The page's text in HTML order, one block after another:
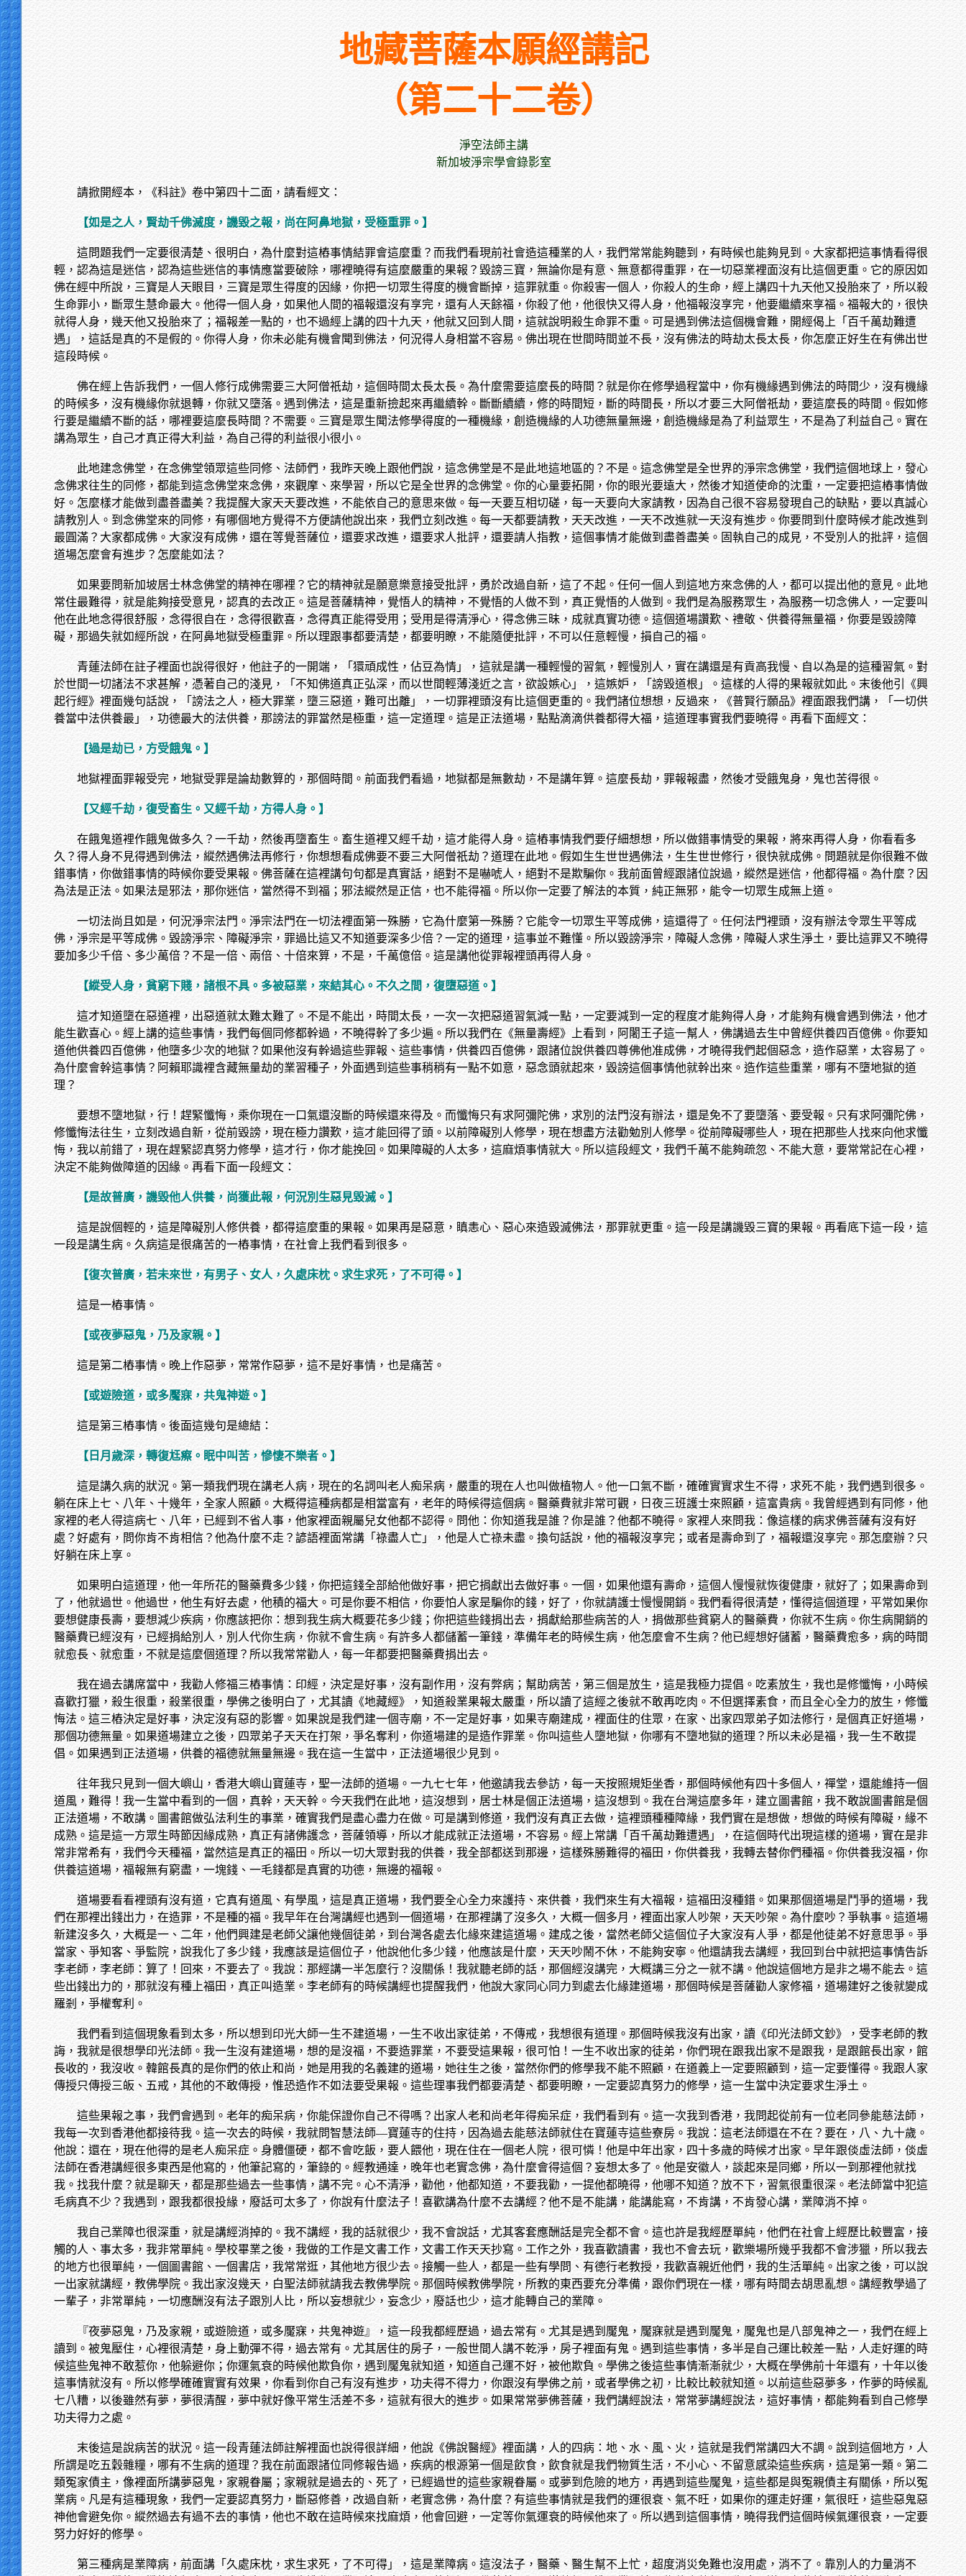
地藏菩薩本願經講記
（第二十二卷）
淨空法師主講
新加坡淨宗學會錄影室
請掀開經本，《科註》卷中第四十二面，請看經文：
【如是之人，賢劫千佛滅度，譏毀之報，尚在阿鼻地獄，受極重罪。】
這問題我們一定要很清楚、很明白，為什麼對這樁事情結罪會這麼重？而我們看現前社會造這種業的人，我們常常能夠聽到，有時候也能夠見到。大家都把這事情看得很
輕，認為這是迷信，認為這些迷信的事情應當要破除，哪裡曉得有這麼嚴重的果報？毀謗三寶，無論你是有意、無意都得重罪，在一切惡業裡面沒有比這個更重。它的原因如
佛在經中所說，三寶是人天眼目，三寶是眾生得度的因緣，你把一切眾生得度的機會斷掉，這罪就重。你殺害一個人，你殺人的生命，經上講四十九天他又投胎來了，所以殺
生命罪小，斷眾生慧命最大。他得一個人身，如果他人間的福報還沒有享完，還有人天餘福，你殺了他，他很快又得人身，他福報沒享完，他要繼續來享福。福報大的，很快
就得人身，幾天他又投胎來了；福報差一點的，也不過經上講的四十九天，他就又回到人間，這就說明殺生命罪不重。可是遇到佛法這個機會難，開經偈上「百千萬劫難遭
遇」，這話是真的不是假的。你得人身，你未必能有機會聞到佛法，何況得人身相當不容易。佛出現在世間時間並不長，沒有佛法的時劫太長太長，你怎麼正好生在有佛出世
這段時候。
佛在經上告訴我們，一個人修行成佛需要三大阿僧祇劫，這個時間太長太長。為什麼需要這麼長的時間？就是你在修學過程當中，你有機緣遇到佛法的時間少，沒有機緣
的時候多，沒有機緣你就退轉，你就又墮落。遇到佛法，這是重新撿起來再繼續幹。斷斷續續，修的時間短，斷的時間長，所以才要三大阿僧祇劫，要這麼長的時間。假如修
行要是繼續不斷的話，哪裡要這麼長時間？不需要。三寶是眾生聞法修學得度的一種機緣，創造機緣的人功德無量無邊，創造機緣是為了利益眾生，不是為了利益自己。實在
講為眾生，自己才真正得大利益，為自己得的利益很小很小。
此地建念佛堂，在念佛堂領眾這些同修、法師們，我昨天晚上跟他們說，這念佛堂是不是此地這地區的？不是。這念佛堂是全世界的淨宗念佛堂，我們這個地球上，發心
念佛求往生的同修，都能到這念佛堂來念佛，來觀摩、來學習，所以它是全世界的念佛堂。你的心量要拓開，你的眼光要遠大，然後才知道使命的沈重，一定要把這樁事情做
好。怎麼樣才能做到盡善盡美？我提醒大家天天要改進，不能依自己的意思來做。每一天要互相切磋，每一天要向大家請教，因為自己很不容易發現自己的缺點，要以真誠心
請教別人。到念佛堂來的同修，有哪個地方覺得不方便請他說出來，我們立刻改進。每一天都要請教，天天改進，一天不改進就一天沒有進步。你要問到什麼時候才能改進到
最圓滿？大家都成佛。大家沒有成佛，還在等覺菩薩位，還要求改進，還要求人批評，還要請人指教，這個事情才能做到盡善盡美。固執自己的成見，不受別人的批評，這個
道場怎麼會有進步？怎麼能如法？
如果要問新加坡居士林念佛堂的精神在哪裡？它的精神就是願意樂意接受批評，勇於改過自新，這了不起。任何一個人到這地方來念佛的人，都可以提出他的意見。此地
常住最難得，就是能夠接受意見，認真的去改正。這是菩薩精神，覺悟人的精神，不覺悟的人做不到，真正覺悟的人做到。我們是為服務眾生，為服務一切念佛人，一定要叫
他在此地念得很舒服，念得很自在，念得很歡喜，念得真正能得受用；受用是得清淨心，得念佛三昧，成就真實功德。這個道場讚歎、禮敬、供養得無量福，你要是毀謗障
礙，那過失就如經所說，在阿鼻地獄受極重罪。所以理跟事都要清楚，都要明瞭，不能隨便批評，不可以任意輕慢，損自己的福。
青蓮法師在註子裡面也說得很好，他註子的一開端，「獧頑成性，佔豆為情」，這就是講一種輕慢的習氣，輕慢別人，實在講還是有貢高我慢、自以為是的這種習氣。對
於世間一切諸法不求甚解，憑著自己的淺見，「不知佛道真正弘深，而以世間輕薄淺近之言，欲設嫉心」，這嫉妒，「謗毀道根」。這樣的人得的果報就如此。末後他引《興
起行經》裡面幾句話說，「謗法之人，極大罪業，墮三惡道，難可出離」，一切罪裡頭沒有比這個更重的。我們諸位想想，反過來，《普賢行願品》裡面跟我們講，「一切供
養當中法供養最」，功德最大的法供養，那謗法的罪當然是極重，這一定道理。這是正法道場，點點滴滴供養都得大福，這道理事實我們要曉得。再看下面經文：
【過是劫已，方受餓鬼。】
地獄裡面罪報受完，地獄受罪是論劫數算的，那個時間。前面我們看過，地獄都是無數劫，不是講年算。這麼長劫，罪報報盡，然後才受餓鬼身，鬼也苦得很。
【又經千劫，復受畜生。又經千劫，方得人身。】
在餓鬼道裡作餓鬼做多久？一千劫，然後再墮畜生。畜生道裡又經千劫，這才能得人身。這樁事情我們要仔細想想，所以做錯事情受的果報，將來再得人身，你看看多
久？得人身不見得遇到佛法，縱然遇佛法再修行，你想想看成佛要不要三大阿僧祇劫？道理在此地。假如生生世世遇佛法，生生世世修行，很快就成佛。問題就是你很難不做
錯事情，你做錯事情的時候你要受果報。佛菩薩在這裡講句句都是真實話，絕對不是嚇唬人，絕對不是欺騙你。我前面曾經跟諸位說過，縱然是迷信，他都得福。為什麼？因
為法是正法。如果法是邪法，那你迷信，當然得不到福；邪法縱然是正信，也不能得福。所以你一定要了解法的本質，純正無邪，能令一切眾生成無上道。
一切法尚且如是，何況淨宗法門。淨宗法門在一切法裡面第一殊勝，它為什麼第一殊勝？它能令一切眾生平等成佛，這還得了。任何法門裡頭，沒有辦法令眾生平等成
佛，淨宗是平等成佛。毀謗淨宗、障礙淨宗，罪過比這又不知道要深多少倍？一定的道理，這事並不難懂。所以毀謗淨宗，障礙人念佛，障礙人求生淨土，要比這罪又不曉得
要加多少千倍、多少萬倍？不是一倍、兩倍、十倍來算，不是，千萬億倍。這是講他從罪報裡頭再得人身。
【縱受人身，貧窮下賤，諸根不具。多被惡業，來結其心。不久之間，復墮惡道。】
這才知道墮在惡道裡，出惡道就太難太難了。不是不能出，時間太長，一次一次把惡道習氣減一點，一定要減到一定的程度才能夠得人身，才能夠有機會遇到佛法，他才
能生歡喜心。經上講的這些事情，我們每個同修都幹過，不曉得幹了多少遍。所以我們在《無量壽經》上看到，阿闍王子這一幫人，佛講過去生中曾經供養四百億佛。你要知
道他供養四百億佛，他墮多少次的地獄？如果他沒有幹過這些罪報、這些事情，供養四百億佛，跟諸位說供養四尊佛他准成佛，才曉得我們起個惡念，造作惡業，太容易了。
為什麼會幹這事情？阿賴耶識裡含藏無量劫的業習種子，外面遇到這些事稍稍有一點不如意，惡念頭就起來，毀謗這個事情他就幹出來。造作這些重業，哪有不墮地獄的道
理？
要想不墮地獄，行！趕緊懺悔，乘你現在一口氣還沒斷的時候還來得及。而懺悔只有求阿彌陀佛，求別的法門沒有辦法，還是免不了要墮落、要受報。只有求阿彌陀佛，
修懺悔法往生，立刻改過自新，從前毀謗，現在極力讚歎，這才能回得了頭。以前障礙別人修學，現在想盡方法勸勉別人修學。從前障礙哪些人，現在把那些人找來向他求懺
悔，我以前錯了，現在趕緊認真努力修學，這才行，你才能挽回。如果障礙的人太多，這麻煩事情就大。所以這段經文，我們千萬不能夠疏忽、不能大意，要常常記在心裡，
決定不能夠做障道的因緣。再看下面一段經文：
【是故普廣，譏毀他人供養，尚獲此報，何況別生惡見毀滅。】
這是說個輕的，這是障礙別人修供養，都得這麼重的果報。如果再是惡意，瞋恚心、惡心來造毀滅佛法，那罪就更重。這一段是講譏毀三寶的果報。再看底下這一段，這
一段是講生病。久病這是很痛苦的一樁事情，在社會上我們看到很多。
【復次普廣，若未來世，有男子、女人，久處床枕。求生求死，了不可得。】
這是一樁事情。
【或夜夢惡鬼，乃及家親。】
這是第二樁事情。晚上作惡夢，常常作惡夢，這不是好事情，也是痛苦。
【或遊險道，或多魘寐，共鬼神遊。】
這是第三樁事情。後面這幾句是總結：
【日月歲深，轉復尪瘵。眠中叫苦，慘悽不樂者。】
這是講久病的狀況。第一類我們現在講老人病，現在的名詞叫老人痴呆病，嚴重的現在人也叫做植物人。他一口氣不斷，確確實實求生不得，求死不能，我們遇到很多。
躺在床上七、八年、十幾年，全家人照顧。大概得這種病都是相當富有，老年的時候得這個病。醫藥費就非常可觀，日夜三班護士來照顧，這富貴病。我曾經遇到有同修，他
家裡的老人得這病七、八年，已經到不省人事，他家裡面親屬兒女他都不認得。問他：你知道我是誰？你是誰？他都不曉得。家裡人來問我：像這樣的病求佛菩薩有沒有好
處？好處有，問你肯不肯相信？他為什麼不走？諺語裡面常講「祿盡人亡」，他是人亡祿未盡。換句話說，他的福報沒享完；或者是壽命到了，福報還沒享完。那怎麼辦？只
好躺在床上享。
如果明白這道理，他一年所花的醫藥費多少錢，你把這錢全部給他做好事，把它捐獻出去做好事。一個，如果他還有壽命，這個人慢慢就恢復健康，就好了；如果壽命到
了，他就過世。他過世，他生有好去處，他積的福大。可是你要不相信，你要怕人家是騙你的錢，好了，你就請護士慢慢開銷。我們看得很清楚，懂得這個道理，平常如果你
要想健康長壽，要想減少疾病，你應該把你：想到我生病大概要花多少錢；你把這些錢捐出去，捐獻給那些病苦的人，捐做那些貧窮人的醫藥費，你就不生病。你生病開銷的
醫藥費已經沒有，已經捐給別人，別人代你生病，你就不會生病。有許多人都儲蓄一筆錢，準備年老的時候生病，他怎麼會不生病？他已經想好儲蓄，醫藥費愈多，病的時間
就愈長、就愈重，不就是這麼個道理？所以我常常勸人，每一年都要把醫藥費捐出去。
我在過去講席當中，我勸人修福三樁事情：印經，決定是好事，沒有副作用，沒有弊病；幫助病苦，第三個是放生，這是我極力提倡。吃素放生，我也是修懺悔，小時候
喜歡打獵，殺生很重，殺業很重，學佛之後明白了，尤其讀《地藏經》，知道殺業果報太嚴重，所以讀了這經之後就不敢再吃肉。不但選擇素食，而且全心全力的放生，修懺
悔法。這三樁決定是好事，決定沒有惡的影響。如果說是我們建一個寺廟，不一定是好事，如果寺廟建成，裡面住的住眾，在家、出家四眾弟子如法修行，是個真正好道場，
那個功德無量。如果道場建立之後，四眾弟子天天在打架，爭名奪利，你道場建的是造作罪業。你叫這些人墮地獄，你哪有不墮地獄的道理？所以未必是福，我一生不敢提
倡。如果遇到正法道場，供養的福德就無量無邊。我在這一生當中，正法道場很少見到。
往年我只見到一個大嶼山，香港大嶼山寶蓮寺，聖一法師的道場。一九七七年，他邀請我去參訪，每一天按照規矩坐香，那個時候他有四十多個人，禪堂，還能維持一個
道風，難得！我一生當中看到的一個，真幹，天天幹。今天我們在此地，這沒想到，居士林是個正法道場，這沒想到。我在台灣這麼多年，建立圖書館，我不敢說圖書館是個
正法道場，不敢講。圖書館做弘法利生的事業，確實我們是盡心盡力在做。可是講到修道，我們沒有真正去做，這裡頭種種障緣，我們實在是想做，想做的時候有障礙，緣不
成熟。這是這一方眾生時節因緣成熟，真正有諸佛護念，菩薩領導，所以才能成就正法道場，不容易。經上常講「百千萬劫難遭遇」，在這個時代出現這樣的道場，實在是非
常非常希有，我們今天種福，當然這是真正的福田。所以一切大眾對我的供養，我全部都送到那邊，這樣殊勝難得的福田，你供養我，我轉去替你們種福。你供養我沒福，你
供養這道場，福報無有窮盡，一塊錢、一毛錢都是真實的功德，無邊的福報。
道場要看看裡頭有沒有道，它真有道風、有學風，這是真正道場，我們要全心全力來護持、來供養，我們來生有大福報，這福田沒種錯。如果那個道場是鬥爭的道場，我
們在那裡出錢出力，在造罪，不是種的福。我早年在台灣講經也遇到一個道場，在那裡講了沒多久，大概一個多月，裡面出家人吵架，天天吵架。為什麼吵？爭執事。這道場
新建沒多久，大概是一、二年，他們興建是老師父讓他幾個徒弟，到台灣各處去化緣來建這道場。建成之後，當然老師父這個位子大家沒有人爭，都是他徒弟不好意思爭。爭
當家、爭知客、爭監院，說我化了多少錢，我應該是這個位子，他說他化多少錢，他應該是什麼，天天吵鬧不休，不能夠安寧。他還請我去講經，我回到台中就把這事情告訴
李老師，李老師：算了！回來，不要去了。我說：那經講一半怎麼行？沒關係！我就聽老師的話，那個經沒講完，大概講三分之一就不講。他說這個地方是非之場不能去。這
些出錢出力的，那就沒有種上福田，真正叫造業。李老師有的時候講經也提醒我們，他說大家同心同力到處去化緣建道場，那個時候是菩薩勸人家修福，道場建好之後就變成
羅剎，爭權奪利。
我們看到這個現象看到太多，所以想到印光大師一生不建道場，一生不收出家徒弟，不傳戒，我想很有道理。那個時候我沒有出家，讀《印光法師文鈔》，受李老師的教
誨，我就是很想學印光法師。我一生沒有建道場，想的是沒福，不要造罪業，不要受這果報，很可怕！一生不收出家的徒弟，你們現在跟我出家不是跟我，是跟館長出家，館
長收的，我沒收。韓館長真的是你們的依止和尚，她是用我的名義建的道場，她往生之後，當然你們的修學我不能不照顧，在道義上一定要照顧到，這一定要懂得。我跟人家
傳授只傳授三皈、五戒，其他的不敢傳授，惟恐造作不如法要受果報。這些理事我們都要清楚、都要明瞭，一定要認真努力的修學，這一生當中決定要求生淨土。
這些果報之事，我們會遇到。老年的痴呆病，你能保證你自己不得嗎？出家人老和尚老年得痴呆症，我們看到有。這一次我到香港，我問起從前有一位老同參能慈法師，
我每一次到香港他都接待我。這一次去的時候，我就問智慧法師—寶蓮寺的住持，因為過去能慈法師就住在寶蓮寺這些寮房。我說：這老法師還在不在？要在，八、九十歲。
他說：還在，現在他得的是老人痴呆症。身體僵硬，都不會吃飯，要人餵他，現在住在一個老人院，很可憐！他是中年出家，四十多歲的時候才出家。早年跟倓虛法師，倓虛
法師在香港講經很多東西是他寫的，他筆記寫的，筆錄的。經教通達，晚年也老實念佛，為什麼會得這個？妄想太多了。他是安徽人，談起來是同鄉，所以一到那裡他就找
我。找我什麼？就是聊天，都是那些過去一些事情，講不完。心不清淨，勸他，他都知道，不要我勸，一提他都曉得，他哪不知道？放不下，習氣很重很深。老法師當中犯這
毛病真不少？我遇到，跟我都很投緣，廢話可太多了，你說有什麼法子！喜歡講為什麼不去講經？他不是不能講，能講能寫，不肯講，不肯發心講，業障消不掉。
我自己業障也很深重，就是講經消掉的。我不講經，我的話就很少，我不會說話，尤其客套應酬話是完全都不會。這也許是我經歷單純，他們在社會上經歷比較豐富，接
觸的人、事太多，我非常單純。學校畢業之後，我做的工作是文書工作，文書工作天天抄寫。工作之外，我喜歡讀書，我也不會去玩，歡樂場所幾乎我都不會涉獵，所以我去
的地方也很單純，一個圖書館、一個書店，我常常逛，其他地方很少去。接觸一些人，都是一些有學問、有德行老教授，我歡喜親近他們，我的生活單純。出家之後，可以說
一出家就講經，教佛學院。我出家沒幾天，白聖法師就請我去教佛學院。那個時候教佛學院，所教的東西要充分準備，跟你們現在一樣，哪有時間去胡思亂想。講經教學過了
一輩子，非常單純，一切應酬沒有法子跟別人比，所以妄想就少，妄念少，廢話也少，這才能轉自己的業障。
『夜夢惡鬼，乃及家親，或遊險道，或多魘寐，共鬼神遊』，這一段我都經歷過，過去常有。尤其是遇到魘鬼，魘寐就是遇到魘鬼，魘鬼也是八部鬼神之一，我們在經上
讀到。被鬼壓住，心裡很清楚，身上動彈不得，過去常有。尤其居住的房子，一般世間人講不乾淨，房子裡面有鬼。遇到這些事情，多半是自己運比較差一點，人走好運的時
候這些鬼神不敢惹你，他躲避你；你運氣衰的時候他欺負你，遇到魘鬼就知道，知道自己運不好，被他欺負。學佛之後這些事情漸漸就少，大概在學佛前十年還有，十年以後
這事情就沒有。所以修學確確實實有效果，你看到你自己有沒有進步，功夫得不得力，你跟沒有學佛之前，或者學佛之初，比較比較就知道。以前這些惡夢多，作夢的時候亂
七八糟，以後雖然有夢，夢很清醒，夢中就好像平常生活差不多，這就有很大的進步。如果常常夢佛菩薩，我們講經說法，常常夢講經說法，這好事情，都能夠看到自己修學
功夫得力之處。
末後這是說病苦的狀況。這一段青蓮法師註解裡面也說得很詳細，他說《佛說醫經》裡面講，人的四病：地、水、風、火，這就是我們常講四大不調。說到這個地方，人
所謂是吃五穀雜糧，哪有不生病的道理？我在前面跟諸位同修報告過，疾病的根源第一個是飲食，飲食就是我們物質生活，不小心、不留意感染這些疾病，這是第一類。第二
類冤家債主，像裡面所講夢惡鬼，家親眷屬；家親就是過去的、死了，已經過世的這些家親眷屬。或夢到危險的地方，再遇到這些魘鬼，這些都是與冤親債主有關係，所以冤
業病。凡是有這種現象，我們一定要認真努力，斷惡修善，改過自新，老實念佛，為什麼？有這些事情就是我們的運很衰、氣不旺，如果你的運走好運，氣很旺，這些惡鬼惡
神他會避免你。縱然過去有過不去的事情，他也不敢在這時候來找麻煩，他會回避，一定等你氣運衰的時候他來了。所以遇到這個事情，曉得我們這個時候氣運很衰，一定要
努力好好的修學。
第三種病是業障病，前面講「久處床枕，求生求死，了不可得」，這是業障病。這沒法子，醫藥、醫生幫不上忙，超度消災免難也沒用處，消不了。靠別人的力量消不